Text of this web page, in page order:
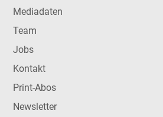
Mediadaten
Team
Jobs
Kontakt
Print-Abos
Newsletter